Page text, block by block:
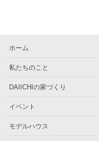
ホーム
私たちのこと
DAIICHIの家づくり
イベント
モデルハウス